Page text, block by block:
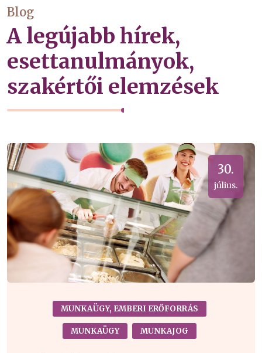
Blog
A legújabb hírek,
esettanulmányok,
szakértői elemzések
30.
július.
MUNKAÜGY, EMBERI ERŐFORRÁS
MUNKAÜGY MUNKAJOG